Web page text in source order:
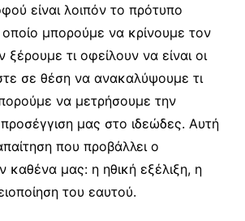
είναι λοιπόν το πρότυπο
μπορούμε να κρίνουμε τον
τι οφείλουν να είναι οι
σε θέση να ανακαλύψουμε τι
να μετρήσουμε την
μας στο ιδεώδες. Αυτή
που προβάλλει ο
καθένα μας: η ηθική εξέλιξη, η
του εαυτού.